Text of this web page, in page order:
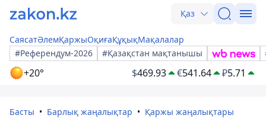
Қаз
СаясатӘлемҚаржыОқиғаҚұқықМақалалар
#Референдум-2026
#Қазақстан мақтанышы
+20° $469.93 €541.64 ₽5.71
Басты Барлық жаңалықтар Қаржы жаңалықтары